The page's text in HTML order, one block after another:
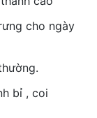
cho ngày
bỉ , coi